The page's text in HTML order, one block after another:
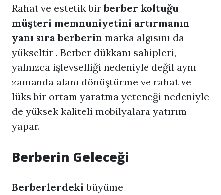
Rahat ve estetik birberber koltuğu
müşteri memnuniyetini artırmanın
yanı sıraberberin marka algısını da
yükseltir . Berber dükkanı sahipleri,
yalnızca işlevselliği nedeniyle değil aynı
zamanda alanı dönüştürme ve rahat ve
lüks bir ortam yaratma yeteneği nedeniyle
de yüksek kaliteli mobilyalara yatırım
yapar.
Berberin Geleceği
Berberlerdeki büyüme